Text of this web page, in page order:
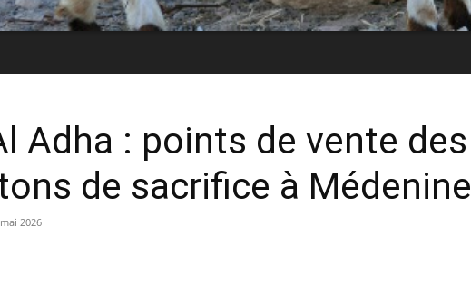
Adha : points de vente des
de sacrifice à Médenine
2026